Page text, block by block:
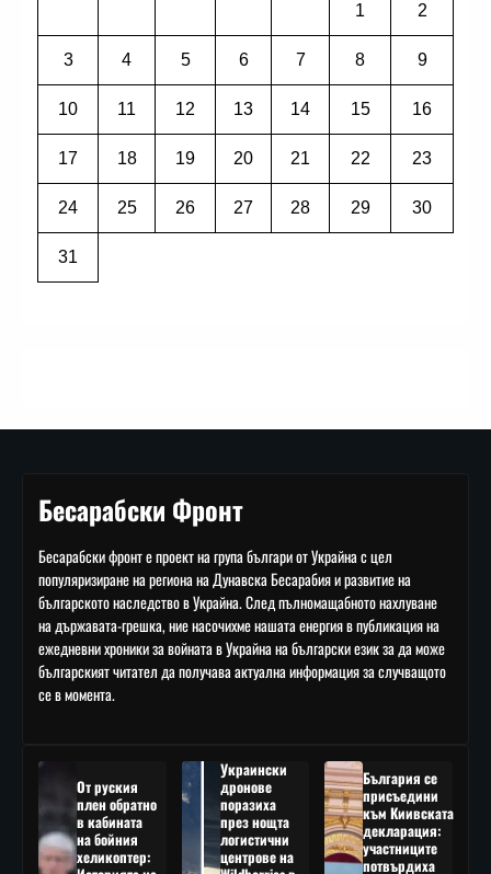
1 2
3 4 5 6 7 8 9
10 11 12 13 14 15 16
17 18 19 20 21 22 23
24 25 26 27 28 29 30
31
Бесарабски Фронт
Бесарабски фронт е проект на група българи от Украйна с цел
популяризиране на региона на Дунавска Бесарабия и развитие на
българското наследство в Украйна. След пълномащабното нахлуване
на държавата-грешка, ние насочихме нашата енергия в публикация на
ежедневни хроники за войната в Украйна на български език за да може
българският читател да получава актуална информация за случващото
се в момента.
От руския
плен обратно
в кабината
на бойния
хеликоптер:
Украински
дронове
поразиха
през нощта
логистични
центрове на
България се
присъедини
към Киивската
декларация:
участниците
потвърдиха